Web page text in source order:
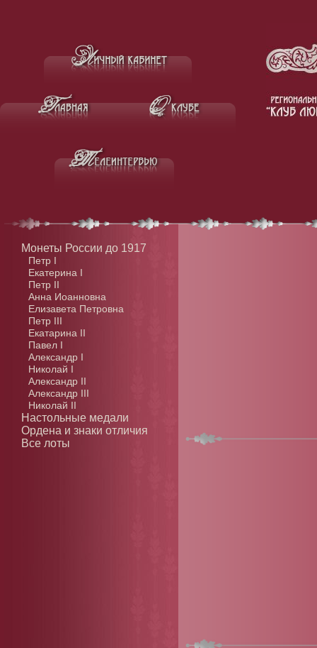
Монеты России до 1917
Петр I
Екатерина I
Петр II
Анна Иоанновна
Елизавета Петровна
Петр III
Екатарина II
Павел I
Александр I
Николай I
Александр II
Александр III
Николай II
Настольные медали
Ордена и знаки отличия
Все лоты